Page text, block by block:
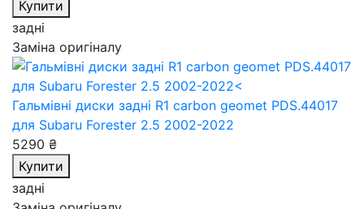
Купити
задні
Заміна оригіналу
Гальмівні диски задні R1 carbon geomet PDS.44017
для Subaru Forester 2.5 2002-2022
5290 ₴
Купити
задні